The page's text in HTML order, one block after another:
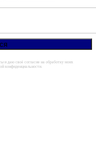
и даю своё согласие на обработку моих
конфиденциальности.